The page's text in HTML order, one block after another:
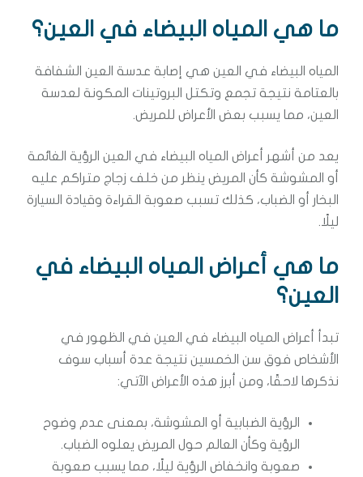
ما هي المياه البيضاء في العين؟
المياه البيضاء في العين هي إصابة عدسة العين الشفافة
بالعتامة نتيجة تجمع وتكتل البروتينات المكونة لعدسة
العين، مما يسبب بعض الأعراض للمريض.
يعد من أشهر أعراض المياه البيضاء في العين الرؤية الغائمة
أو المشوشة كأن المريض ينظر من خلف زجاج متراكم عليه
البخار أو الضباب، كذلك تسبب صعوبة القراءة وقيادة السيارة
ليلًا.
ما هي أعراض المياه البيضاء في
العين؟
تبدأ أعراض المياه البيضاء في العين في الظهور في
الأشخاص فوق سن الخمسين نتيجة عدة أسباب سوف
نذكرها لاحقًا، ومن أبرز هذه الأعراض الآتي:
الرؤية الضبابية أو المشوشة، بمعنى عدم وضوح
الرؤية وكأن العالم حول المريض يعلوه الضباب.
صعوبة وانخفاض الرؤية ليلًا، مما يسبب صعوبة